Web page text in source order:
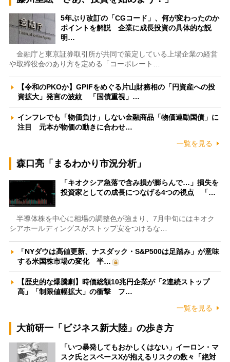
5年ぶり改訂の「CGコード」、何が変わったのか
ポイントを解説 企業に成長投資の具体的な説
明…
金融庁と東京証券取引所が共同で策定している上場企業の経営
や取締役会のあり方を定める「コーポレート…
【令和のPKOか】GPIFをめぐる片山財務相の「円資産への投
資拡大」発言の波紋 「国債重視」…
インフレでも「物価負け」しない金融商品「物価連動国債」に
注目 元本が物価の動きに合わせ…
一覧を見る
森口亮「まるわかり市況分析」
「キオクシア急落で含み損が膨らんで…」損失を
投資家としての成長につなげる4つの視点 「…
半導体株を中心に相場の調整色が強まり、7月中旬にはキオク
シアホールディングスがストップ安をつけるな…
「NYダウは高値更新、ナスダック・S&P500は足踏み」が意味
する米国株市場の変化 半…
【歴史的な爆騰劇】時価総額10兆円企業が「2連続ストップ
高」「制限値幅拡大」の衝撃 フ…
一覧を見る
大前研一「ビジネス新大陸」の歩き方
「いつ暴発してもおかしくはない」イーロン・マ
スク氏とスペースXが抱えるリスクの数々「絶対